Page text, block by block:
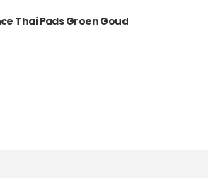
Thai Pads Groen Goud